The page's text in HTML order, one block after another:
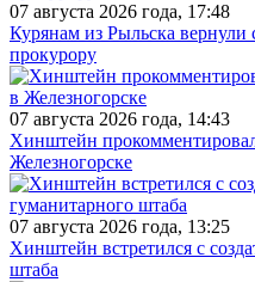
07 августа 2026 года, 17:48
Курянам из Рыльска вернули
прокурору
07 августа 2026 года, 14:43
Хинштейн
Железногорске
07 августа 2026 года, 13:25
Хинштейн встретился с
штаба